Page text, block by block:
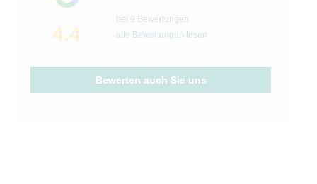
4.4
bei 9 Bewertungen
alle Bewertungen lesen
Bewerten auch Sie uns